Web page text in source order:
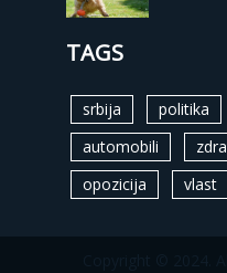
TAGS
srbija politika
automobili
opozicija
vlast